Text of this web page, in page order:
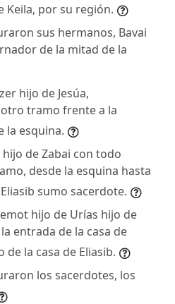
Keila, por su región.
sus hermanos, Bavai
de la mitad de la
hijo de Jesúa,
tramo frente a la
la esquina.
de Zabai con todo
desde la esquina hasta
sumo sacerdote.
hijo de Urías hijo de
entrada de la casa de
de la casa de Eliasib.
los sacerdotes, los